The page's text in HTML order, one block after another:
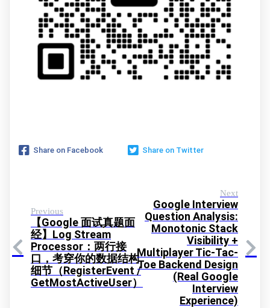
Share on Facebook Share on Twitter
Previous
【Google 面试真题面
经】Log Stream
Processor：两行接
口，考穿你的数据结构
细节（RegisterEvent /
GetMostActiveUser）
Next
Google Interview
Question Analysis:
Monotonic Stack
Visibility +
Multiplayer Tic-Tac-
Toe Backend Design
(Real Google
Interview
Experience)